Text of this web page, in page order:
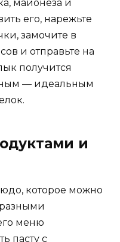
майонеза и
его, нарежьте
замочите в
и отправьте на
получится
— идеальным
и
которое можно
меню
пасту с